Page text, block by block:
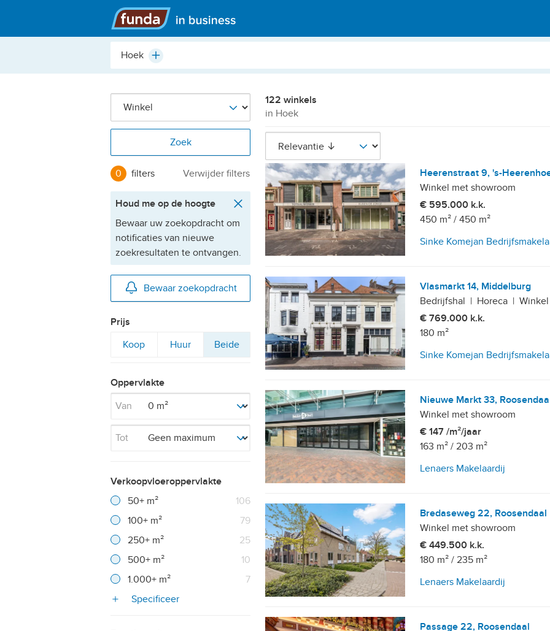
Hoofdmenu
Plaats,
etc.
Plus
Zoek
0 filters Verwijder filters
Houd me op de hoogte
Bewaar uw zoekopdracht om
notificaties van nieuwe
zoekresultaten te ontvangen.
Bewaar zoekopdracht
Prijs
Filter
Koop
Filter
Huur
Filter
op
Beide
Oppervlakte
Van
Tot
Verkoopvloeroppervlakte
Filter verwijderen
50+ m² 106
Resultaten
100+ m²
79
Resultaten
250+ m²
25
Resultaten
500+ m²
10
Resultaten
1.000+ m²
7
Resultaten
Specificeer
122 winkels
in Hoek
Heerenstraat 9, 's-
Winkel met showroom
€ 595.000 k.k.
450 m² / 450 m²
Sinke Komejan
Vlasmarkt 14, Middelburg
Bedrijfshal | Horeca | Winkel
€ 769.000 k.k.
180 m²
Sinke Komejan
Nieuwe Markt 33,
Winkel met showroom
€ 147 /m²/jaar
163 m² / 203 m²
Lenaers Makelaardij
Bredaseweg 22, Roosendaal
Winkel met showroom
€ 449.500 k.k.
180 m² / 235 m²
Lenaers Makelaardij
Passage 22, Roosendaal